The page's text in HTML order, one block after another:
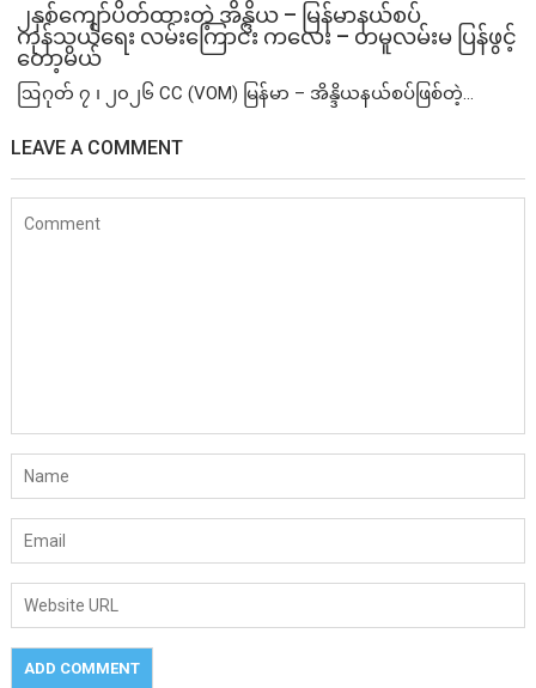
၂နှစ်​ကျော်ပိတ်ထားတဲ့ အိန္ဒိယ – မြန်မာနယ်စပ်
ကုန်သွယ်ရေး လမ်းကြောင်း ကလေး – တမူလမ်းမ ပြန်ဖွင့်
တော့မယ်
ဩဂုတ် ၇ ၊ ၂၀၂၆ CC (VOM) မြန်မာ – အိန္ဒိယနယ်စပ်ဖြစ်တဲ့...
LEAVE A COMMENT